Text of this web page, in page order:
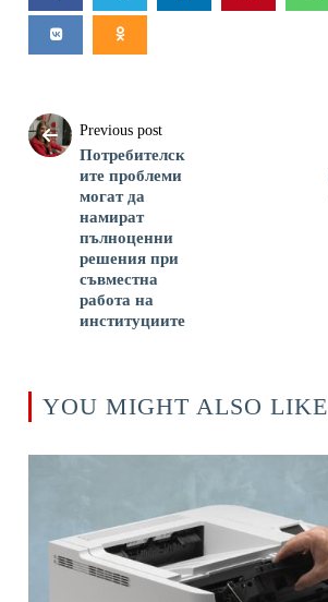
Previous post
Потребителск
ите проблеми
могат да
намират
пълноценни
решения при
съвместна
работа на
институциите
YOU MIGHT ALSO LIKE